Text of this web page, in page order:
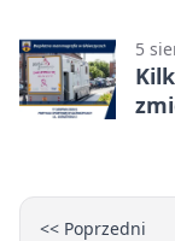
5
<< Poprzedni